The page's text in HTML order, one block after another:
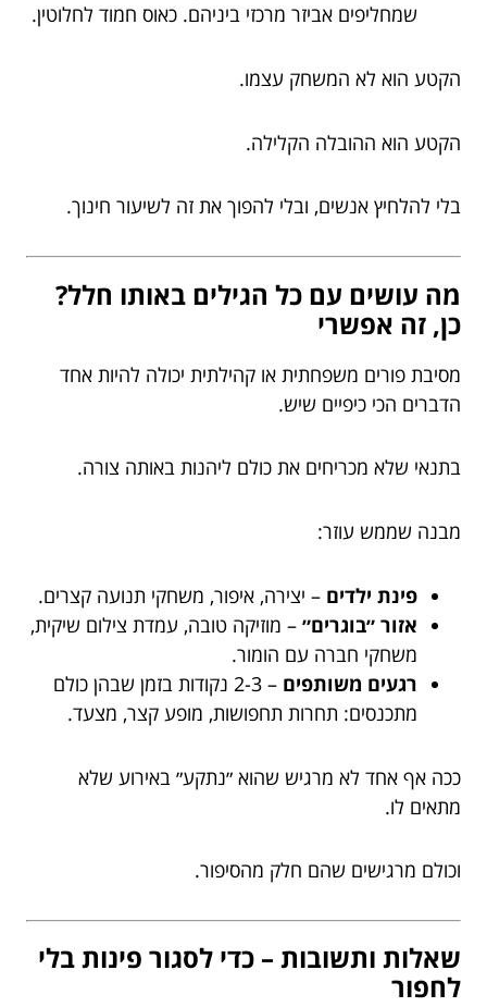
שמחליפים אביזר מרכזי ביניהם. כאוס חמוד לחלוטין.
הקטע הוא לא המשחק עצמו.
הקטע הוא ההובלה הקלילה.
בלי להלחיץ אנשים, ובלי להפוך את זה לשיעור חינוך.
מה עושים עם כל הגילים באותו חלל?
כן, זה אפשרי
מסיבת פורים משפחתית או קהילתית יכולה להיות אחד
הדברים הכי כיפיים שיש.
בתנאי שלא מכריחים את כולם ליהנות באותה צורה.
מבנה שממש עוזר:
פינת ילדים – יצירה, איפור, משחקי תנועה קצרים.
אזור ״בוגרים״ – מוזיקה טובה, עמדת צילום שיקית,
משחקי חברה עם הומור.
רגעים משותפים
– 2-3 נקודות בזמן שבהן כולם
מתכנסים: תחרות תחפושות, מופע קצר, מצעד.
ככה אף אחד לא מרגיש שהוא ״נתקע״ באירוע שלא
מתאים לו.
וכולם מרגישים שהם חלק מהסיפור.
שאלות ותשובות – כדי לסגור פינות בלי
לחפור